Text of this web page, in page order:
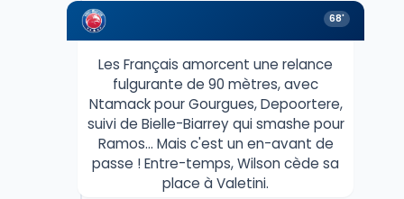
68'
Les Français amorcent une relance
fulgurante de 90 mètres, avec
Ntamack pour Gourgues, Depoortere,
suivi de Bielle-Biarrey qui smashe pour
Ramos... Mais c'est un en-avant de
passe ! Entre-temps, Wilson cède sa
place à Valetini.